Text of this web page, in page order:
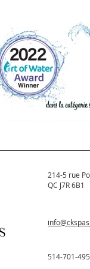
Pool &
CK Spas a eu
prix prestigieux
& Spa Show,
plus réputés de
Water décernés
& Spa Marketing
Pools, Spas &
214-5 rue
QC J7R 6B1
514-701-